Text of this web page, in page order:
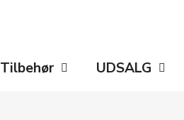
Tilbehør UDSALG